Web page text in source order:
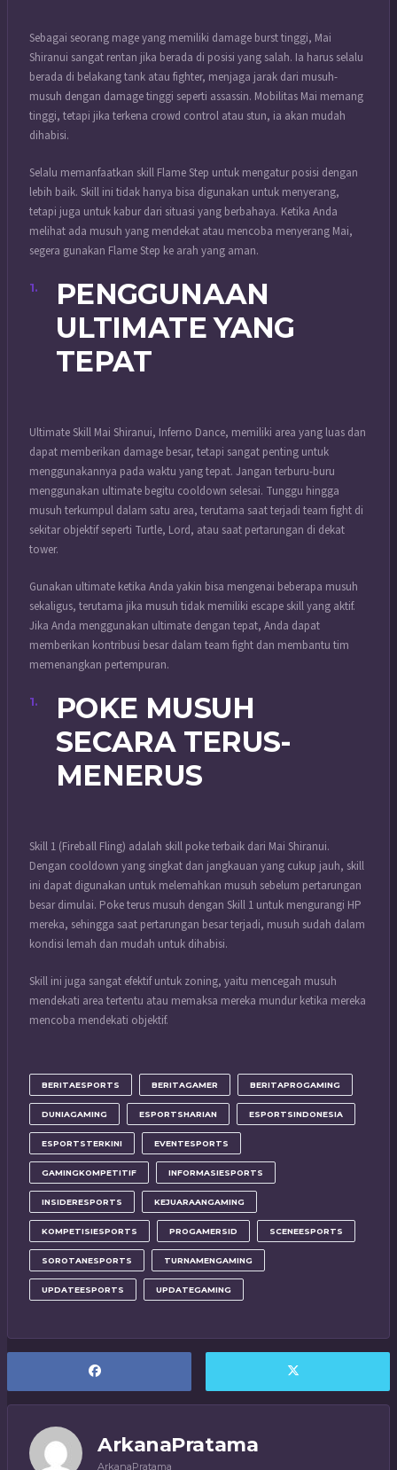
Sebagai seorang mage yang memiliki damage burst tinggi, Mai
Shiranui sangat rentan jika berada di posisi yang salah. Ia harus selalu
berada di belakang tank atau fighter, menjaga jarak dari musuh-
musuh dengan damage tinggi seperti assassin. Mobilitas Mai memang
tinggi, tetapi jika terkena crowd control atau stun, ia akan mudah
dihabisi.
Selalu memanfaatkan skill Flame Step untuk mengatur posisi dengan
lebih baik. Skill ini tidak hanya bisa digunakan untuk menyerang,
tetapi juga untuk kabur dari situasi yang berbahaya. Ketika Anda
melihat ada musuh yang mendekat atau mencoba menyerang Mai,
segera gunakan Flame Step ke arah yang aman.
PENGGUNAAN
ULTIMATE YANG
TEPAT
Ultimate Skill Mai Shiranui, Inferno Dance, memiliki area yang luas dan
dapat memberikan damage besar, tetapi sangat penting untuk
menggunakannya pada waktu yang tepat. Jangan terburu-buru
menggunakan ultimate begitu cooldown selesai. Tunggu hingga
musuh terkumpul dalam satu area, terutama saat terjadi team fight di
sekitar objektif seperti Turtle, Lord, atau saat pertarungan di dekat
tower.
Gunakan ultimate ketika Anda yakin bisa mengenai beberapa musuh
sekaligus, terutama jika musuh tidak memiliki escape skill yang aktif.
Jika Anda menggunakan ultimate dengan tepat, Anda dapat
memberikan kontribusi besar dalam team fight dan membantu tim
memenangkan pertempuran.
POKE MUSUH
SECARA TERUS-
MENERUS
Skill 1 (Fireball Fling) adalah skill poke terbaik dari Mai Shiranui.
Dengan cooldown yang singkat dan jangkauan yang cukup jauh, skill
ini dapat digunakan untuk melemahkan musuh sebelum pertarungan
besar dimulai. Poke terus musuh dengan Skill 1 untuk mengurangi HP
mereka, sehingga saat pertarungan besar terjadi, musuh sudah dalam
kondisi lemah dan mudah untuk dihabisi.
Skill ini juga sangat efektif untuk zoning, yaitu mencegah musuh
mendekati area tertentu atau memaksa mereka mundur ketika mereka
mencoba mendekati objektif.
BERITAESPORTS BERITAGAMER BERITAPROGAMING
DUNIAGAMING ESPORTSHARIAN ESPORTSINDONESIA
ESPORTSTERKINI EVENTESPORTS
GAMINGKOMPETITIF INFORMASIESPORTS
INSIDERESPORTS KEJUARAANGAMING
KOMPETISIESPORTS PROGAMERSID SCENEESPORTS
SOROTANESPORTS TURNAMENGAMING
UPDATEESPORTS UPDATEGAMING
ArkanaPratama
ArkanaPratama